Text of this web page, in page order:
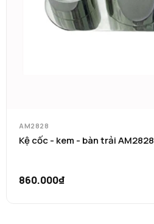
AM2828
Kệ cốc - kem - bàn trải AM2828
860.000₫